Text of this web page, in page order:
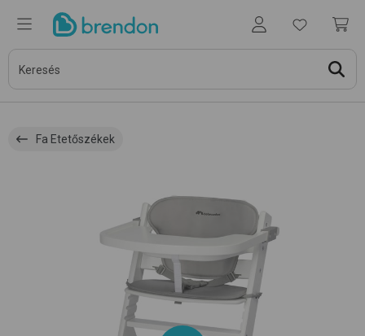
Fa Etetőszékek